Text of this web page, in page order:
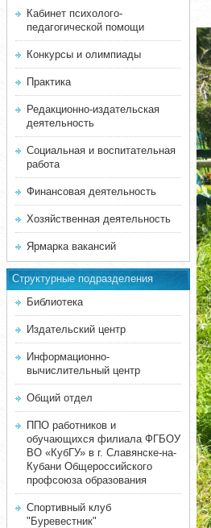
Кабинет психолого-
педагогической помощи
Конкурсы и олимпиады
Практика
Редакционно-издательская
деятельность
Социальная и воспитательная
работа
Финансовая деятельность
Хозяйственная деятельность
Ярмарка вакансий
Структурные подразделения
Библиотека
Издательский центр
Информационно-
вычислительный центр
Общий отдел
ППО работников и
обучающихся филиала ФГБОУ
ВО «КубГУ» в г. Славянске-на-
Кубани Общероссийского
профсоюза образования
Спортивный клуб
"Буревестник"